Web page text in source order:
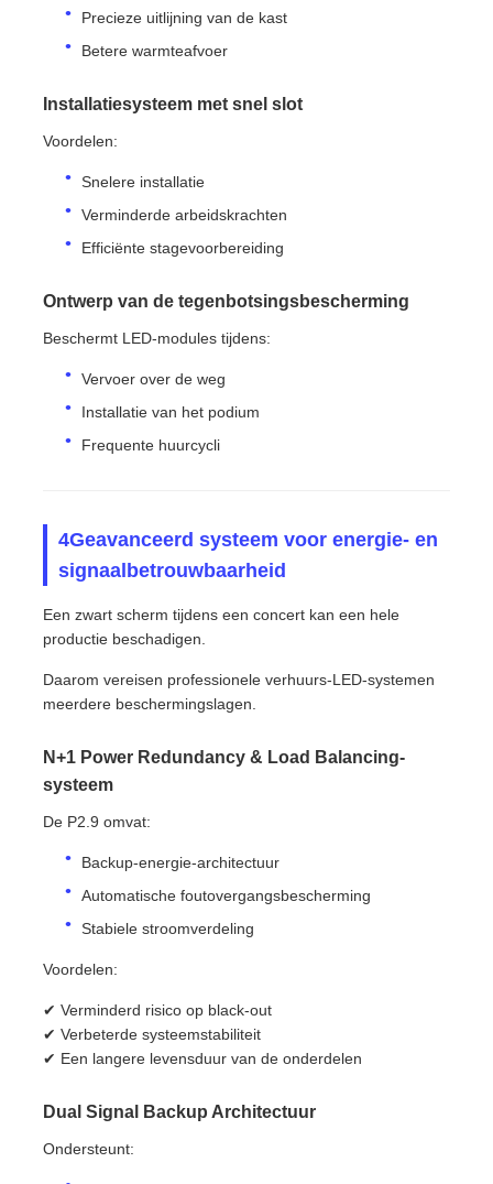
Precieze uitlijning van de kast
Betere warmteafvoer
Installatiesysteem met snel slot
Voordelen:
Snelere installatie
Verminderde arbeidskrachten
Efficiënte stagevoorbereiding
Ontwerp van de tegenbotsingsbescherming
Beschermt LED-modules tijdens:
Vervoer over de weg
Installatie van het podium
Frequente huurcycli
4Geavanceerd systeem voor energie- en
signaalbetrouwbaarheid
Een zwart scherm tijdens een concert kan een hele
productie beschadigen.
Daarom vereisen professionele verhuurs-LED-systemen
meerdere beschermingslagen.
N+1 Power Redundancy & Load Balancing-
systeem
De P2.9 omvat:
Backup-energie-architectuur
Automatische foutovergangsbescherming
Stabiele stroomverdeling
Voordelen:
✔ Verminderd risico op black-out
✔ Verbeterde systeemstabiliteit
✔ Een langere levensduur van de onderdelen
Dual Signal Backup Architectuur
Ondersteunt: